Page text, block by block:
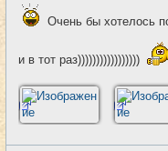
Очень бы хотелось
и в тот раз)))))))))))))))))